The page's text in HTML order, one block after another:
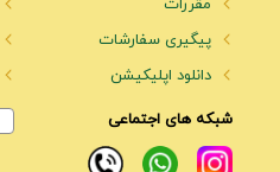
مقررات
پیگیری سفارشات
دانلود اپلیکیشن
شبکه های اجتماعی